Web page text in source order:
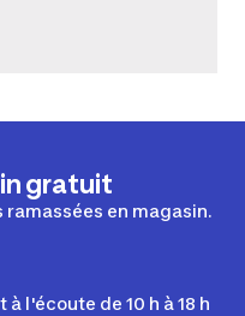
gratuit
en magasin.
l'écoute de 10 h à 18 h